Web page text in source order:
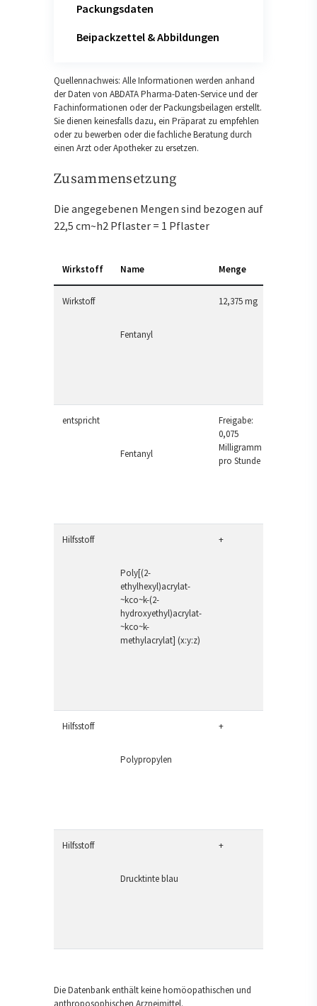
Packungsdaten
Beipackzettel & Abbildungen
Quellennachweis: Alle Informationen werden anhand
der Daten von ABDATA Pharma-Daten-Service und der
Fachinformationen oder der Packungsbeilagen erstellt.
Sie dienen keinesfalls dazu, ein Präparat zu empfehlen
oder zu bewerben oder die fachliche Beratung durch
einen Arzt oder Apotheker zu ersetzen.
Zusammensetzung
Die angegebenen Mengen sind bezogen auf
22,5 cm~h2 Pflaster = 1 Pflaster
Wirkstoff Name Menge
Wirkstoff
Fentanyl
12,375 mg
entspricht
Fentanyl
Freigabe:
0,075
Milligramm
pro Stunde
Hilfsstoff
Poly[(2-
ethylhexyl)acrylat-
~kco~k-(2-
hydroxyethyl)acrylat-
~kco~k-
methylacrylat] (x:y:z)
+
Hilfsstoff
Polypropylen
+
Hilfsstoff
Drucktinte blau
+
Die Datenbank enthält keine homöopathischen und
anthroposophischen Arzneimittel.